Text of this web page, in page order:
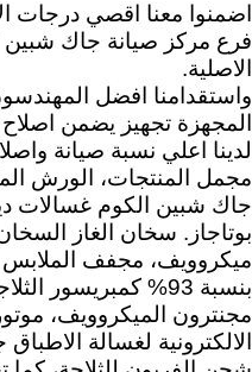
اضمنوا معنا اقصي درجات
فرع مركز صيانة جاك شبين
الاصلية.
واستقدامنا افضل
المجهزة تجهيز يضمن اصلاح
مجمل المنتجات، الورش
جاك شبين الكوم غسالات
بوتاجاز. سخان الغاز
ميكروويف، مجفف الملابس
بنسبة 93% كمبريسور
مجنترون الميكروويف،
الالكترونية لغسالة